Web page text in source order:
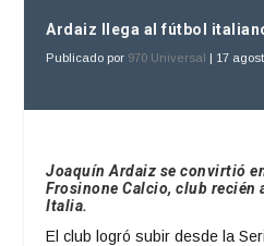
Ardaiz llega al fútbol
Publicado por 970 Universal | 17
Joaquín Ardaiz se convirtió
Frosinone Calcio, club recién
Italia.
El club logró subir desde la